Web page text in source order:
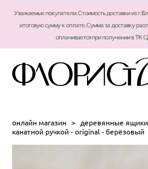
Уважаемые покупатели. Стоимость доставки из г.
итоговую сумму к оплате. Сумма за доставку
оплачивается при получении в
онлайн магазин > деревянные ящики
канатной ручкой - original - берёзовый